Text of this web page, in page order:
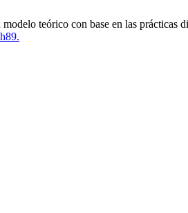
teórico con base en las prácticas